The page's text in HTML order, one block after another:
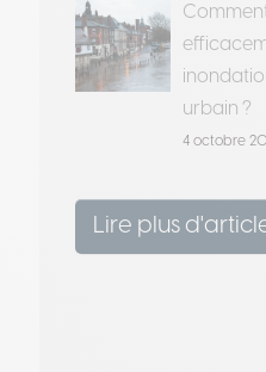
urbain ?
4 octobre
Lire plus